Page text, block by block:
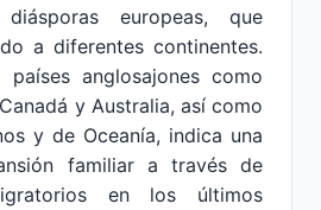
europeas, que
a diferentes continentes.
anglosajones como
y Australia, así como
y de Oceanía, indica una
familiar a través de
en los últimos